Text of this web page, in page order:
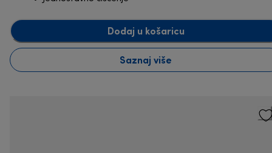
Dodaj u košaricu
Saznaj više